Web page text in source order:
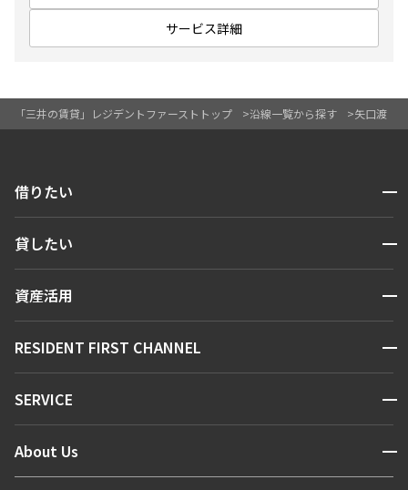
「三井の賃貸」レジデントファーストトップ 沿線一覧から探す 矢口渡
設定する
検索対象お部屋数
サービス詳細
借りたい 開閉
人気エリアから探す
新着情報から探す
新着募集情報
貸したい 開閉
お問い合わせ
資産活用 開閉
お問い合わせ
RESIDENT FIRST CHANNEL 開閉
マンションレポート
住まいのコラム
SERVICE 開閉
会員ページ
About Us 開閉